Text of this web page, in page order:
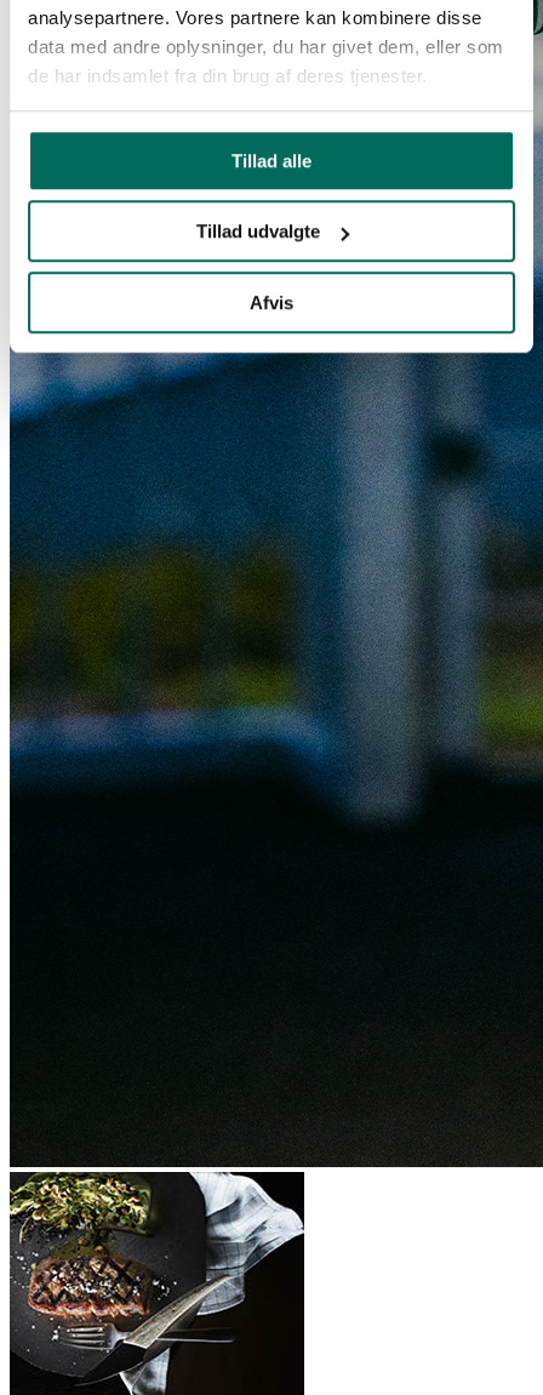
analysepartnere. Vores partnere kan kombinere disse
data med andre oplysninger, du har givet dem, eller som
de har indsamlet fra din brug af deres tjenester.
Tillad alle
Tillad udvalgte
Afvis